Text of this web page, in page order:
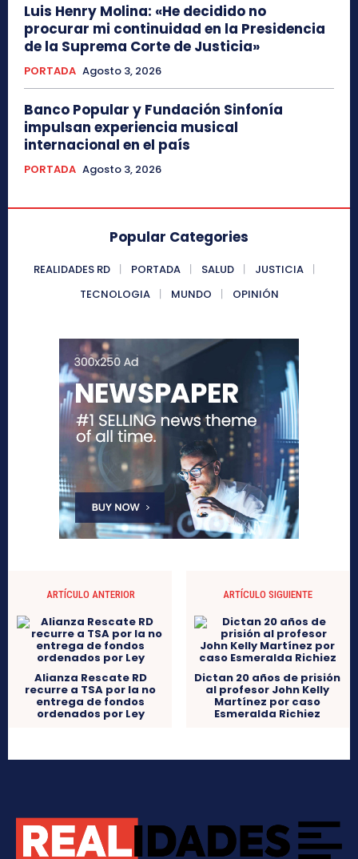
Luis Henry Molina: «He decidido no
procurar mi continuidad en la Presidencia
de la Suprema Corte de Justicia»
PORTADA Agosto 3, 2026
Banco Popular y Fundación Sinfonía
impulsan experiencia musical
internacional en el país
PORTADA Agosto 3, 2026
Popular Categories
REALIDADES RD PORTADA SALUD
JUSTICIA
TECNOLOGIA
MUNDO OPINIÓN
ARTÍCULO ANTERIOR
Alianza Rescate RD
recurre a TSA por la no
entrega de fondos
ordenados por Ley
ARTÍCULO SIGUIENTE
Dictan 20 años de prisión
al profesor John Kelly
Martínez por caso
Esmeralda Richiez